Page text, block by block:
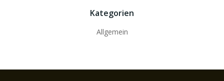
Kategorien
Allgemein